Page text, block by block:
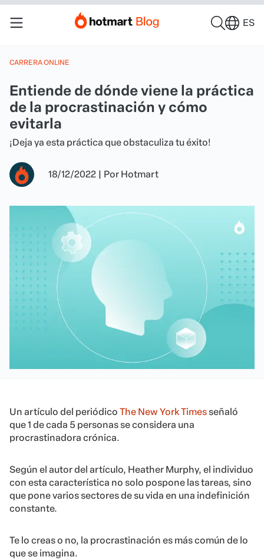
ES
CARRERA ONLINE
Entiende de dónde viene la práctica
de la procrastinación y cómo
evitarla
¡Deja ya esta práctica que obstaculiza tu éxito!
18/12/2022 | Por Hotmart
Un artículo del periódico The New York Timesseñaló
que 1 de cada 5 personas se considera una
procrastinadora crónica.
Según el autor del artículo, Heather Murphy, el individuo
con esta característica no solo pospone las tareas, sino
que pone varios sectores de su vida en una indefinición
constante.
Te lo creas o no, la procrastinación es más común de lo
que se imagina.